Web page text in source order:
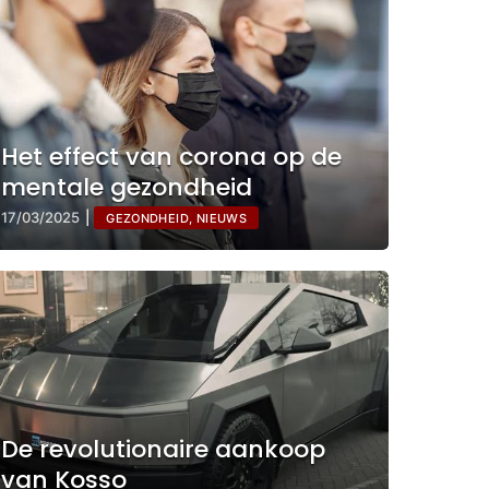
Het effect van corona op de
mentale gezondheid
17/03/2025 | GEZONDHEID, NIEUWS
De revolutionaire aankoop
van Kosso